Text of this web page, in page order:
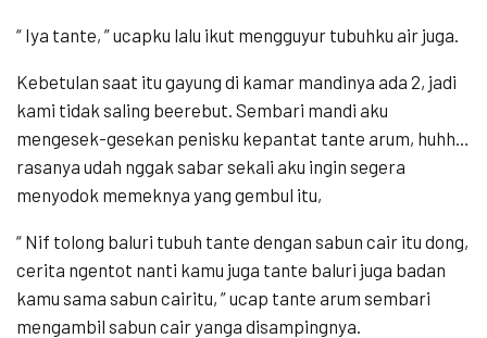
“ Iya tante, ” ucapku lalu ikut mengguyur tubuhku air juga.
Kebetulan saat itu gayung di kamar mandinya ada 2, jadi
kami tidak saling beerebut. Sembari mandi aku
mengesek-gesekan penisku kepantat tante arum, huhh…
rasanya udah nggak sabar sekali aku ingin segera
menyodok memeknya yang gembul itu,
“ Nif tolong baluri tubuh tante dengan sabun cair itu dong,
cerita ngentot nanti kamu juga tante baluri juga badan
kamu sama sabun cairitu, ” ucap tante arum sembari
mengambil sabun cair yanga disampingnya.